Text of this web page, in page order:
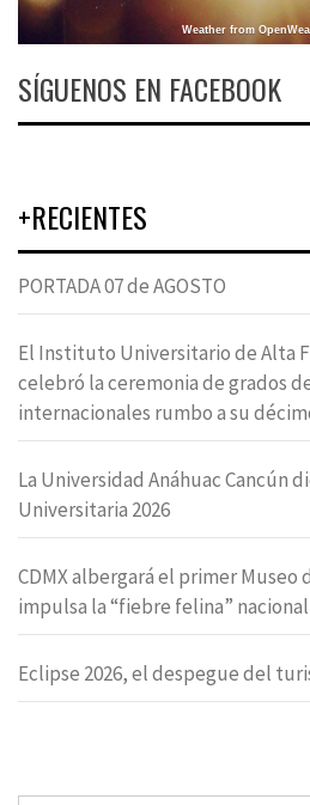
Weather from
SÍGUENOS EN FACEBOOK
+RECIENTES
PORTADA 07 de AGOSTO
El Instituto Universitario de Alta
celebró la ceremonia de grados
internacionales rumbo a su
La Universidad Anáhuac Cancún
Universitaria 2026
CDMX albergará el primer Museo
impulsa la “fiebre felina” nacional
Eclipse 2026, el despegue del